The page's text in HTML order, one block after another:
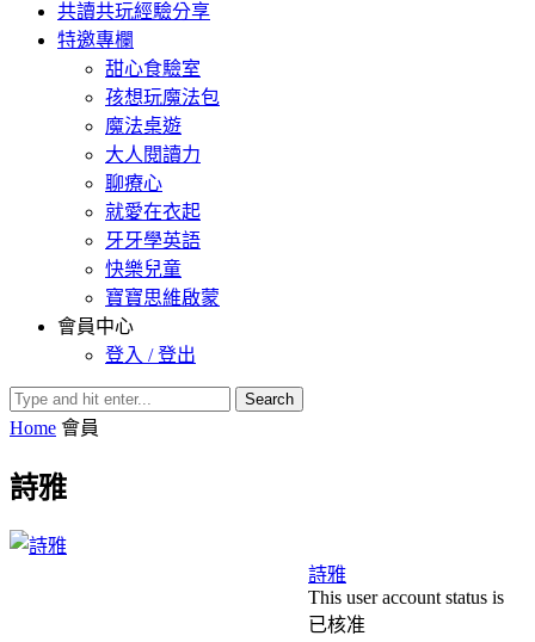
共讀共玩經驗分享
特邀專欄
甜心食驗室
孩想玩魔法包
魔法桌遊
大人閱讀力
聊療心
就愛在衣起
牙牙學英語
快樂兒童
寶寶思維啟蒙
會員中心
登入 / 登出
Search
Home 會員
詩雅
詩雅
This user account status is
已核准